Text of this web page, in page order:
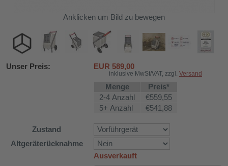
Anklicken um Bild zu bewegen
Unser Preis: EUR 589,00
inklusive MwSt/VAT, zzgl. Versand
Menge
Preis*
2-4 Anzahl
€559,55
5+ Anzahl
€541,88
Zustand
Altgeräterücknahme
Ausverkauft